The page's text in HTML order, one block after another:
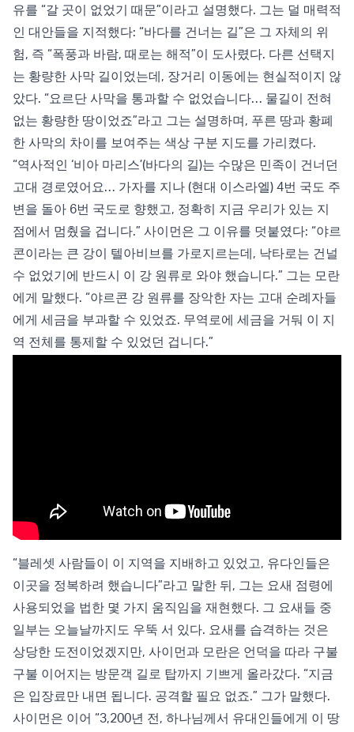
유를 “갈 곳이 없었기 때문”이라고 설명했다. 그는 덜 매력적
인 대안들을 지적했다: “바다를 건너는 길”은 그 자체의 위
험, 즉 “폭풍과 바람, 때로는 해적”이 도사렸다. 다른 선택지
는 황량한 사막 길이었는데, 장거리 이동에는 현실적이지 않
았다. “요르단 사막을 통과할 수 없었습니다… 물길이 전혀
없는 황량한 땅이었죠”라고 그는 설명하며, 푸른 땅과 황폐
한 사막의 차이를 보여주는 색상 구분 지도를 가리켰다.
“역사적인 ‘비아 마리스’(바다의 길)는 수많은 민족이 건너던
고대 경로였어요… 가자를 지나 (현대 이스라엘) 4번 국도 주
변을 돌아 6번 국도로 향했고, 정확히 지금 우리가 있는 지
점에서 멈췄을 겁니다.” 사이먼은 그 이유를 덧붙였다: “야르
콘이라는 큰 강이 텔아비브를 가로지르는데, 낙타로는 건널
수 없었기에 반드시 이 강 원류로 와야 했습니다.” 그는 모란
에게 말했다. “야르콘 강 원류를 장악한 자는 고대 순례자들
에게 세금을 부과할 수 있었죠. 무역로에 세금을 거둬 이 지
역 전체를 통제할 수 있었던 겁니다.”
“블레셋 사람들이 이 지역을 지배하고 있었고, 유다인들은
이곳을 정복하려 했습니다”라고 말한 뒤, 그는 요새 점령에
사용되었을 법한 몇 가지 움직임을 재현했다. 그 요새들 중
일부는 오늘날까지도 우뚝 서 있다. 요새를 습격하는 것은
상당한 도전이었겠지만, 사이먼과 모란은 언덕을 따라 구불
구불 이어지는 방문객 길로 탑까지 기쁘게 올라갔다. “지금
은 입장료만 내면 됩니다. 공격할 필요 없죠.” 그가 말했다.
사이먼은 이어 “3,200년 전, 하나님께서 유대인들에게 이 땅